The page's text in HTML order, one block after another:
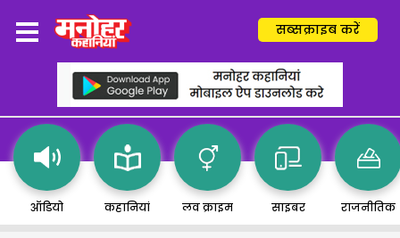
सब्सक्राइब करें
ऑडियो कहानियां लव क्राइम साइबर राजनीतिक